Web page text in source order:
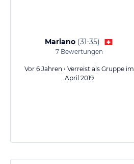
Mariano (31-35)
7Bewertungen
Vor 6 Jahren • Verreist als Gruppe im
April 2019